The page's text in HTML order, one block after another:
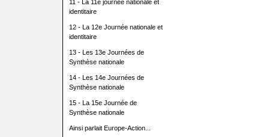
11 - La 11e journée nationale et
identitaire
12 - La 12e Journée nationale et
identitaire
13 - Les 13e Journées de
Synthèse nationale
14 - Les 14e Journées de
Synthèse nationale
15 - La 15e Journée de
Synthèse nationale
Ainsi parlait Europe-Action...